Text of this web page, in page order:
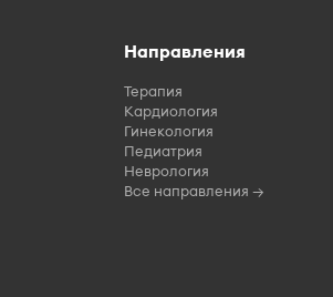
Направления
Терапия
Кардиология
Гинекология
Педиатрия
Неврология
Все направления →